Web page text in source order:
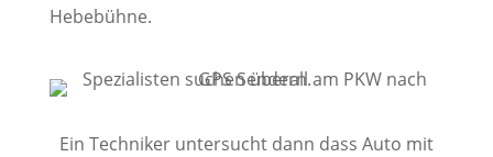
Hebebühne.
Ein Techniker untersucht dann dass Auto mit